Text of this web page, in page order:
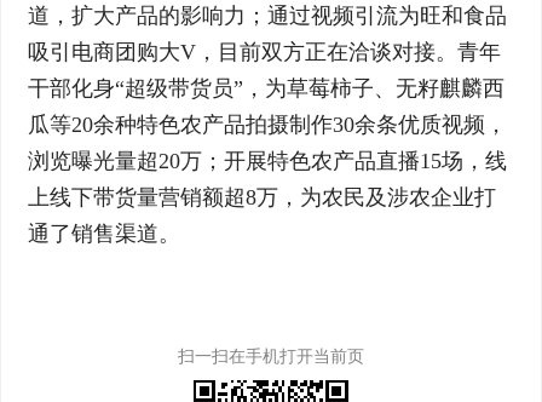
道，扩大产品的影响力；通过视频引流为旺和食品
吸引电商团购大V，目前双方正在洽谈对接。青年
干部化身“超级带货员”，为草莓柿子、无籽麒麟西
瓜等20余种特色农产品拍摄制作30余条优质视频，
浏览曝光量超20万；开展特色农产品直播15场，线
上线下带货量营销额超8万，为农民及涉农企业打
通了销售渠道。
扫一扫在手机打开当前页